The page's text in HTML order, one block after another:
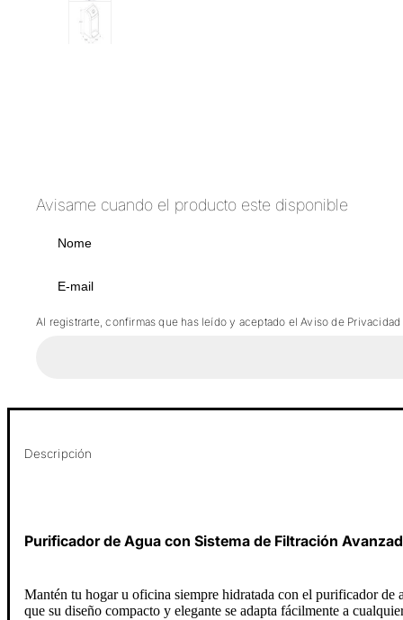
Avisame cuando el producto este disponible
Al registrarte, confirmas que has leído y aceptado el Aviso de
Descripción
Purificador de Agua con Sistema de Filtración
Mantén tu hogar u oficina siempre hidratada con el purificador
que su diseño compacto y elegante se adapta fácilmente a